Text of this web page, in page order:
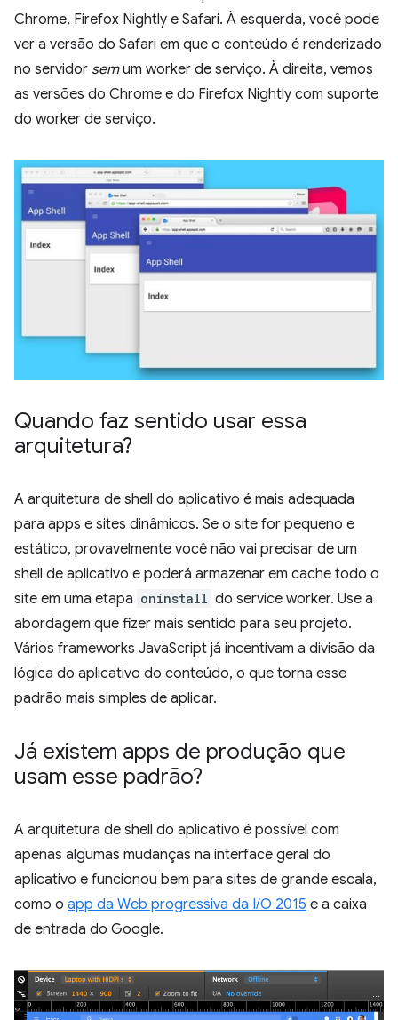
Chrome, Firefox Nightly e Safari. À esquerda, você pode
ver a versão do Safari em que o conteúdo é renderizado
no servidor semum worker de serviço. À direita, vemos
as versões do Chrome e do Firefox Nightly com suporte
do worker de serviço.
Quando faz sentido usar essa
arquitetura?
A arquitetura de shell do aplicativo é mais adequada
para apps e sites dinâmicos. Se o site for pequeno e
estático, provavelmente você não vai precisar de um
shell de aplicativo e poderá armazenar em cache todo o
site em uma etapa oninstall do service worker. Use a
abordagem que fizer mais sentido para seu projeto.
Vários frameworks JavaScript já incentivam a divisão da
lógica do aplicativo do conteúdo, o que torna esse
padrão mais simples de aplicar.
Já existem apps de produção que
usam esse padrão?
A arquitetura de shell do aplicativo é possível com
apenas algumas mudanças na interface geral do
aplicativo e funcionou bem para sites de grande escala,
como o app da Web progressiva da I/O 2015 e a caixa
de entrada do Google.